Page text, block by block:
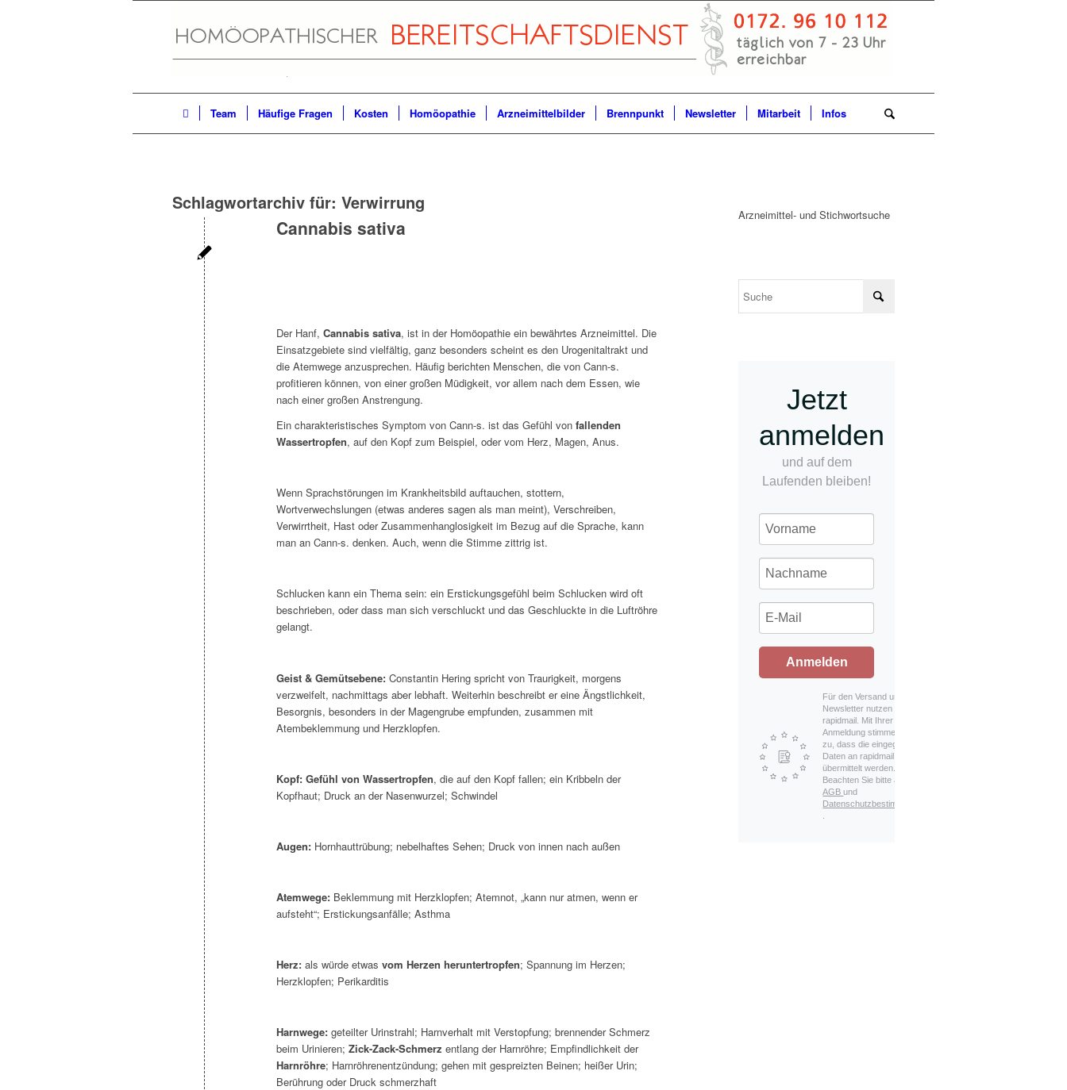
Team Häufige Fragen Kosten Homöopathie Arzneimittelbilder Brennpunkt Newsletter Mitarbeit Infos
Schlagwortarchiv für: Verwirrung
Cannabis sativa
Der Hanf, Cannabis sativa, ist in der Homöopathie ein bewährtes Arzneimittel. Die
Einsatzgebiete sind vielfältig, ganz besonders scheint es den Urogenitaltrakt und
die Atemwege anzusprechen. Häufig berichten Menschen, die von Cann-s.
profitieren können, von einer großen Müdigkeit, vor allem nach dem Essen, wie
nach einer großen Anstrengung.
Ein charakteristisches Symptom von Cann-s. ist das Gefühl von fallenden
Wassertropfen, auf den Kopf zum Beispiel, oder vom Herz, Magen, Anus.
Wenn Sprachstörungen im Krankheitsbild auftauchen, stottern,
Wortverwechslungen (etwas anderes sagen als man meint), Verschreiben,
Verwirrtheit, Hast oder Zusammenhanglosigkeit im Bezug auf die Sprache, kann
man an Cann-s. denken. Auch, wenn die Stimme zittrig ist.
Schlucken kann ein Thema sein: ein Erstickungsgefühl beim Schlucken wird oft
beschrieben, oder dass man sich verschluckt und das Geschluckte in die Luftröhre
gelangt.
Geist & Gemütsebene: Constantin Hering spricht von Traurigkeit, morgens
verzweifelt, nachmittags aber lebhaft. Weiterhin beschreibt er eine Ängstlichkeit,
Besorgnis, besonders in der Magengrube empfunden, zusammen mit
Atembeklemmung und Herzklopfen.
Kopf: Gefühl von Wassertropfen, die auf den Kopf fallen; ein Kribbeln der
Kopfhaut; Druck an der Nasenwurzel; Schwindel
Augen: Hornhauttrübung; nebelhaftes Sehen; Druck von innen nach außen
Atemwege: Beklemmung mit Herzklopfen; Atemnot, „kann nur atmen, wenn er
aufsteht“; Erstickungsanfälle; Asthma
Herz: als würde etwas vom Herzen heruntertropfen; Spannung im Herzen;
Herzklopfen; Perikarditis
Harnwege: geteilter Urinstrahl; Harnverhalt mit Verstopfung; brennender Schmerz
beim Urinieren; Zick-Zack-Schmerz entlang der Harnröhre; Empfindlichkeit der
Harnröhre; Harnröhrenentzündung; gehen mit gespreizten Beinen; heißer Urin;
Berührung oder Druck schmerzhaft
Arzneimittel- und Stichwortsuche
Jetzt
anmelden
und auf dem
Laufenden bleiben!
Anmelden
Für den Versand unserer
Newsletter nutzen wir
rapidmail. Mit Ihrer
Anmeldung stimmen Sie
zu, dass die eingegebenen
Daten an rapidmail
übermittelt werden.
Beachten Sie bitte auch die
AGBund
Datenschutzbestimmungen